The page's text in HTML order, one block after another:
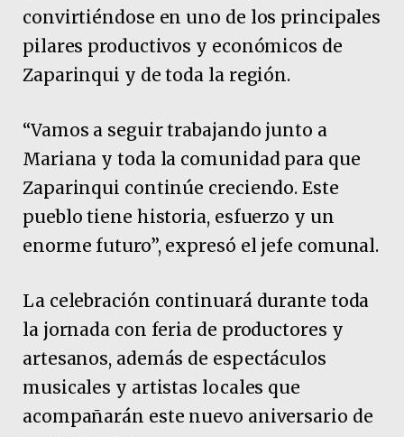
convirtiéndose en uno de los principales
pilares productivos y económicos de
Zaparinqui y de toda la región.
“Vamos a seguir trabajando junto a
Mariana y toda la comunidad para que
Zaparinqui continúe creciendo. Este
pueblo tiene historia, esfuerzo y un
enorme futuro”, expresó el jefe comunal.
La celebración continuará durante toda
la jornada con feria de productores y
artesanos, además de espectáculos
musicales y artistas locales que
acompañarán este nuevo aniversario de